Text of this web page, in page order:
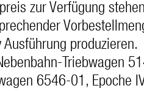
zur Verfügung
Ausführung produzieren.
Triebwagen
6546-01, Epoche